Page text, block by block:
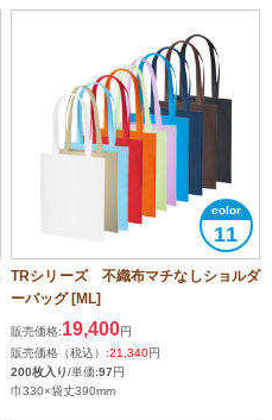
11
TRシリーズ 不織布マチなしショルダ
ーバッグ [ML]
販売価格:19,400円
販売価格（税込）:21,340円
200枚入り/単価:97円
巾330×袋丈390mm